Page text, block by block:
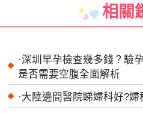
相關
·深圳早孕檢查幾多錢？驗
是否需要空腹全面解析
·大陸邊間醫院睇婦科好?婦